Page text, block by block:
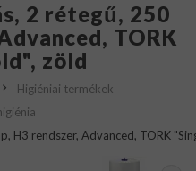
2 rétegű, 250
TORK
zöld
Higiéniai termékek
H3 rendszer, Advanced, TORK